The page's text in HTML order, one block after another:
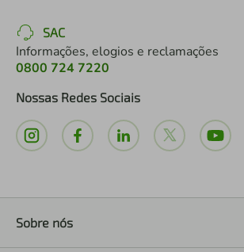
SAC
Informações, elogios e reclamações
0800 724 7220
Nossas Redes Sociais
Sobre nós